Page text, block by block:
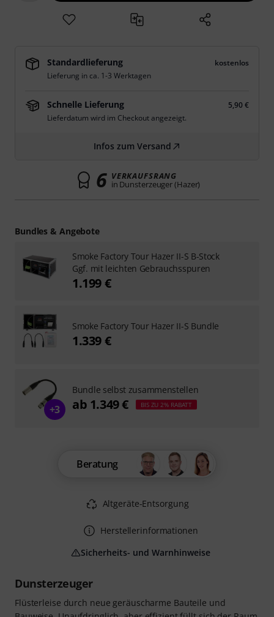
Dunsterzeuger
Flüsterleise durch neue geräuscharme Bauteile und
Standardlieferung
kostenlos
Lieferung in ca. 1-3 Werktagen
Schnelle Lieferung
5,90 €
Lieferdatum wird im Checkout angezeigt.
Infos zum Versand
6 VERKAUFSRANG
in Dunsterzeuger (Hazer)
Beratung
Altgeräte-Entsorgung
Herstellerinformationen
Sicherheits- und Warnhinweise
Bundles & Angebote
Smoke Factory Tour Hazer II-S B-Stock
Ggf. mit leichten Gebrauchsspuren
1.199 €
Smoke Factory Tour Hazer II-S Bundle
1.339 €
+3
Bundle selbst zusammenstellen
ab 1.349 € BIS ZU 2% RABATT